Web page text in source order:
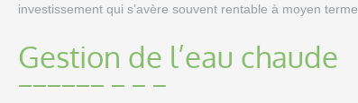
investissement qui s’avère souvent rentable à moyen terme.
Gestion de l’eau chaude